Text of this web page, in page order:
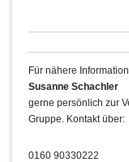
Für nähere
Susanne Schachler
gerne persönlich zur
Gruppe. Kontakt über:
0160 90330222